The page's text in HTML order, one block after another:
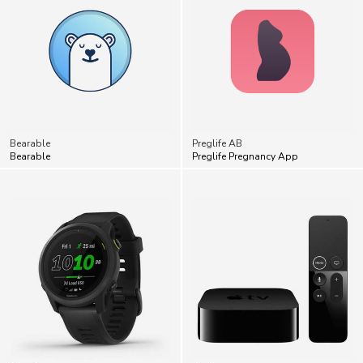
Bearable
Bearable
Preglife AB
Preglife Pregnancy App